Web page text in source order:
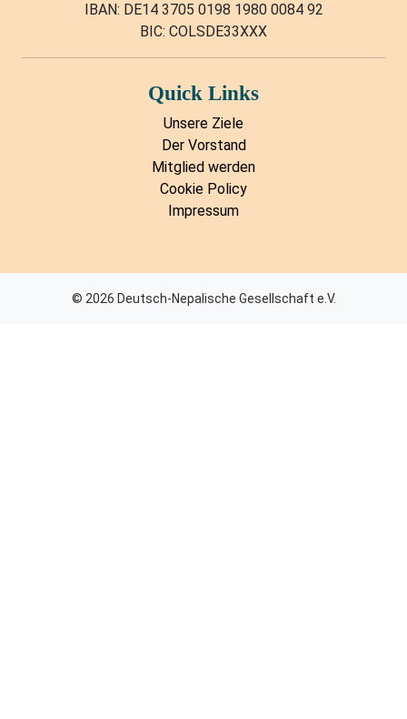
IBAN: DE14 3705 0198 1980 0084 92
BIC: COLSDE33XXX
Quick Links
Unsere Ziele
Der Vorstand
Mitglied werden
Cookie Policy
Impressum
© 2026 Deutsch-Nepalische Gesellschaft e.V.